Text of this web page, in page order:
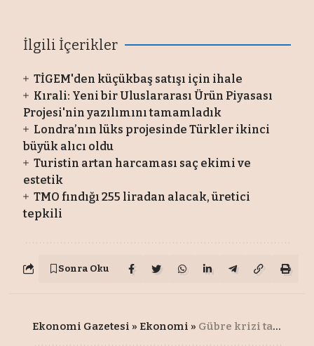
İlgili İçerikler
TİGEM'den küçükbaş satışı için ihale
Kırali: Yeni bir Uluslararası Ürün Piyasası
Projesi'nin yazılımını tamamladık
Londra’nın lüks projesinde Türkler ikinci
büyük alıcı oldu
Turistin artan harcaması saç ekimi ve
estetik
TMO fındığı 255 liradan alacak, üretici
tepkili
Sonra Oku
Ekonomi Gazetesi » Ekonomi » Gübre krizi tarlaya ulaştı